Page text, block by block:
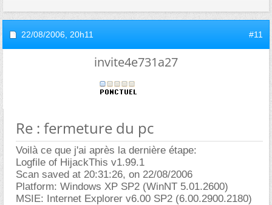
22/08/2006, 20h11 #11
invite4e731a27
Re : fermeture du pc
Voilà ce que j'ai après la dernière étape:
Logfile of HijackThis v1.99.1
Scan saved at 20:31:26, on 22/08/2006
Platform: Windows XP SP2 (WinNT 5.01.2600)
MSIE: Internet Explorer v6.00 SP2 (6.00.2900.2180)